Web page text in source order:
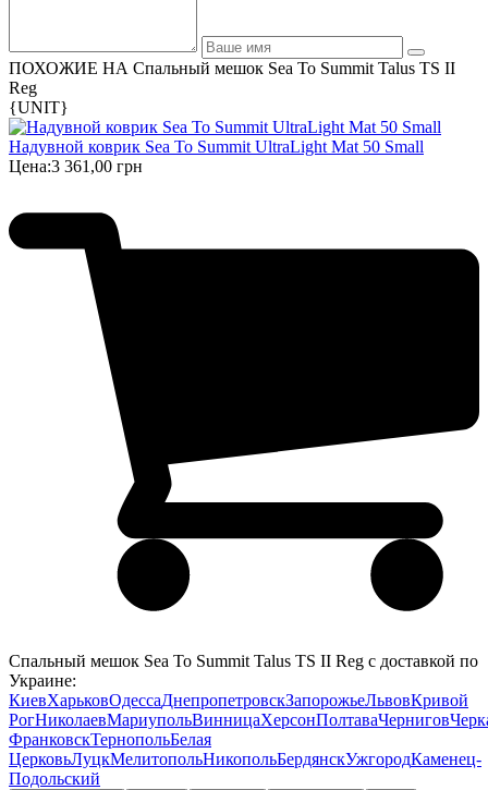
ПОХОЖИЕ НА Спальный мешок Sea To Summit Talus TS II
Reg
{UNIT}
Надувной коврик Sea To Summit UltraLight Mat 50 Small
Цена:3 361,00 грн
Спальный мешок Sea To Summit Talus TS II Reg с доставкой по
Украине:
КиевХарьковОдессаДнепропетровскЗапорожьеЛьвовКривой
РогНиколаевМариупольВинницаХерсонПолтаваЧернигов
ФранковскТернопольБелая
ЦерковьЛуцкМелитопольНикопольБердянскУжгородКаменец-
Подольский